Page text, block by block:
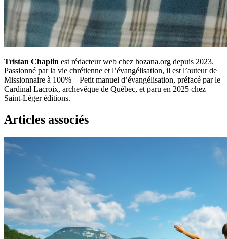
Tristan Chaplin est rédacteur web chez hozana.org depuis 2023.
Passionné par la vie chrétienne et l’évangélisation, il est l’auteur de
Missionnaire à 100% – Petit manuel d’évangélisation, préfacé par le
Cardinal Lacroix, archevêque de Québec, et paru en 2025 chez
Saint-Léger éditions.
Articles associés